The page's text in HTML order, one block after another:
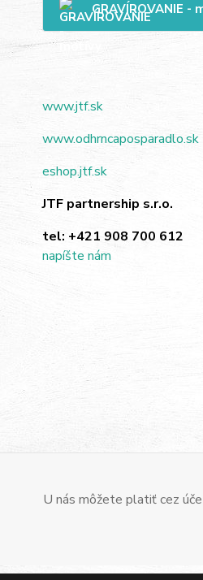
GRAVÍROVANIE -
www.jtf.sk
www.odhrncaposparadlo.sk
eshop.jtf.sk
JTF partnership s.r.o.
tel: +421 908 700 612
napíšte nám
U nás môžete platiť cez